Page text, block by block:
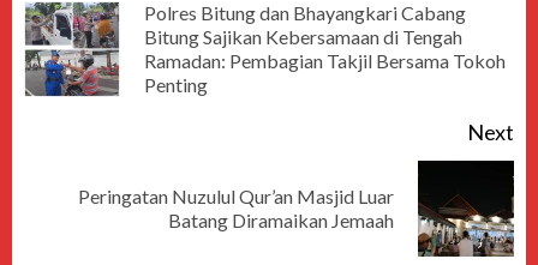
Polres Bitung dan Bhayangkari Cabang
Bitung Sajikan Kebersamaan di Tengah
Ramadan: Pembagian Takjil Bersama Tokoh
Penting
Next
Peringatan Nuzulul Qur’an Masjid Luar
Batang Diramaikan Jemaah